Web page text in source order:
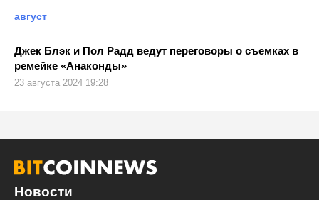
август
Джек Блэк и Пол Радд ведут переговоры о съемках в
ремейке «Анаконды»
23 августа 2024 19:28
Новости